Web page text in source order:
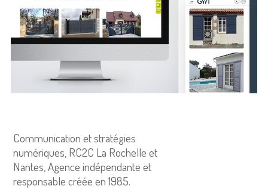
Communication et stratégies
numériques, RC2C La Rochelle et
Nantes, Agence indépendante et
responsable créée en 1985.